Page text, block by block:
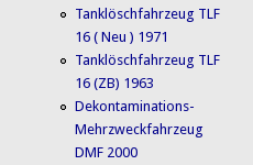
Tanklöschfahrzeug TLF
16 ( Neu ) 1971
Tanklöschfahrzeug TLF
16 (ZB) 1963
Dekontaminations-
Mehrzweckfahrzeug
DMF 2000